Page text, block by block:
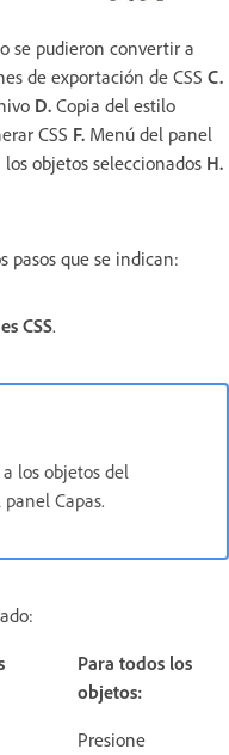
se pudieron convertir a
de exportación de CSS C.
D. Copia del estilo
CSS F. Menú del panel
objetos seleccionados H.
pasos que se indican:
CSS.
los objetos del
Capas.
Para todos los
objetos:
Presione